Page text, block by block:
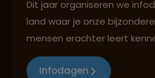
Dit jaar organiseren we
land waar je onze
mensen erachter leert
Infodagen